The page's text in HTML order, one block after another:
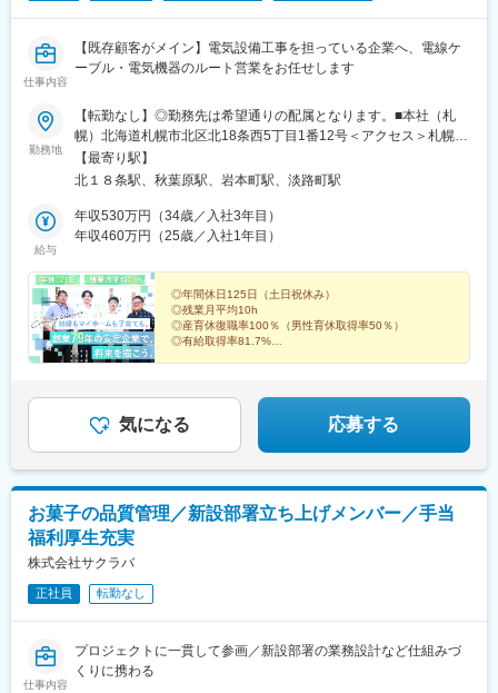
◇担当エリア：北海道全域
◇出張：月1回程度
します。
◇案件金額：数百万円～数千万円万円程度の案件を担当します。
■教育体制：
・インストラクター制度を導入しており、入社後は中堅の先輩社
員が１年間指導係として着きます。指導内容は新入社員の能力に
応じて異なりますが、商品の基礎知識や業務内容について教育を
す。
■組織：
支店長1名、次長1名、係長1名、主任1名（50代3名 40代1名 30代
1名）
織目標・等級に紐づいた目標の達成度を評価し、行動評価では発
揮行動を人材要件（評価項目）と照らし合わせて評価します。成
果評価は賞与に、行動評価は全等級の等級変更とランク変更に反
映されます。
変更の範囲：会社の定める業務
仕事内容
【既存顧客がメイン】電気設備工事を担っている企業へ、電線ケ
ーブル・電気機器のルート営業をお任せします
勤務地
【転勤なし】◎勤務先は希望通りの配属となります。■本社（札
幌）北海道札幌市北区北18条西5丁目1番12号＜アクセス＞札幌市
営地下鉄 南北線「北18条駅」から徒歩約3分■東京オフィス東京都
千代田区神田須田町2丁目23番1号 天翔オフィス秋葉原万世橋7階
駅」徒歩約5分都営新宿線「岩本町駅」徒歩約5分※受動喫煙対策
本社：完全分煙（喫煙室あり）東京：屋内全面禁煙
【最寄り駅】
北１８条駅、秋葉原駅、岩本町駅、淡路町駅
給与
年収530万円（34歳／入社3年目）
年収460万円（25歳／入社1年目）
◎年間休日125日（土日祝休み）
◎残業月平均10h
◎産育休復職率100％（男性育休取得率50％）
◎有給取得率81.7%
ける環境が整っています。
気になる 応募する
お菓子の品質管理／新設部署立ち上げメンバー／手当
福利厚生充実
株式会社サクラバ
正社員 転勤なし
仕事内容
プロジェクトに一貫して参画／新設部署の業務設計など仕組みづ
くりに携わる